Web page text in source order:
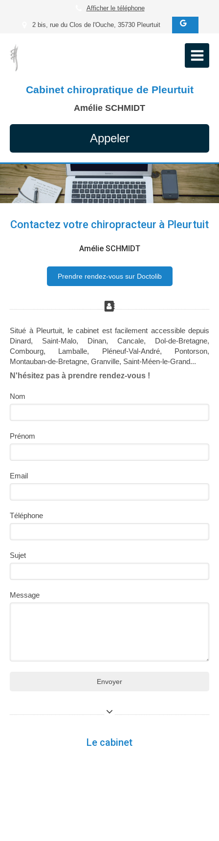
Afficher le téléphone
2 bis, rue du Clos de l'Ouche, 35730 Pleurtuit
Cabinet chiropratique de Pleurtuit
Amélie SCHMIDT
Appeler
Contactez votre chiropracteur à Pleurtuit
Amélie SCHMIDT
Prendre rendez-vous sur Doctolib
Situé à Pleurtuit, le cabinet est facilement accessible depuis
Dinard, Saint-Malo, Dinan, Cancale, Dol-de-Bretagne,
Combourg, Lamballe, Pléneuf-Val-André, Pontorson,
Montauban-de-Bretagne, Granville, Saint-Méen-le-Grand...
N'hésitez pas à prendre rendez-vous !
Nom
Prénom
Email
Téléphone
Sujet
Message
Envoyer
Le cabinet